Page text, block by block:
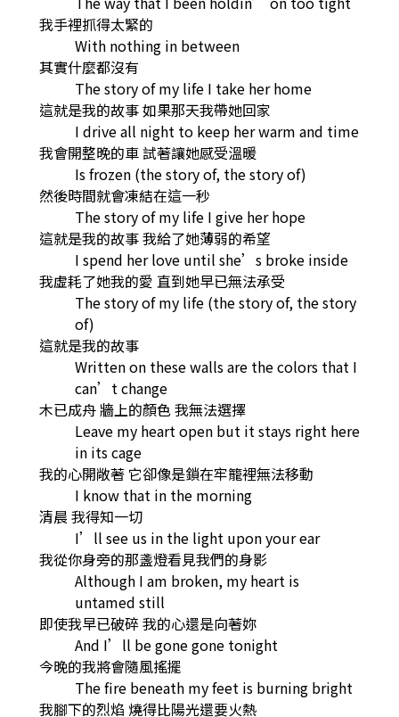
我手裡抓得太緊的
With nothing in between
其實什麼都沒有
The story of my life I take her home
這就是我的故事 如果那天我帶她回家
I drive all night to keep her warm and time
我會開整晚的車 試著讓她感受溫暖
Is frozen (the story of, the story of)
然後時間就會凍結在這一秒
The story of my life I give her hope
這就是我的故事 我給了她薄弱的希望
I spend her love until she’s broke inside
我虛耗了她我的愛 直到她早已無法承受
The story of my life (the story of, the story
of)
這就是我的故事
Written on these walls are the colors that I
can’t change
木已成舟 牆上的顏色 我無法選擇
Leave my heart open but it stays right here
in its cage
我的心開敞著 它卻像是鎖在牢籠裡無法移動
I know that in the morning
清晨 我得知一切
I’ll see us in the light upon your ear
我從你身旁的那盞燈看見我們的身影
Although I am broken, my heart is
untamed still
即使我早已破碎 我的心還是向著妳
And I’ll be gone gone tonight
今晚的我將會隨風搖擺
The fire beneath my feet is burning bright
我腳下的烈焰 燒得比陽光還要火熱